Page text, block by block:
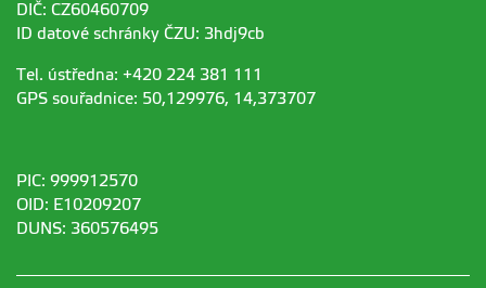
DIČ: CZ60460709
ID datové schránky ČZU: 3hdj9cb
Tel. ústředna: +420 224 381 111
GPS souřadnice: 50,129976, 14,373707
PIC: 999912570
OID: E10209207
DUNS: 360576495